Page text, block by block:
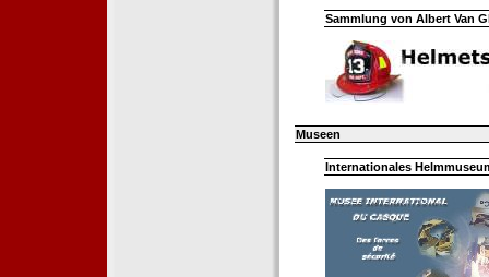
Sammlung von Albert Van
Museen
Internationales